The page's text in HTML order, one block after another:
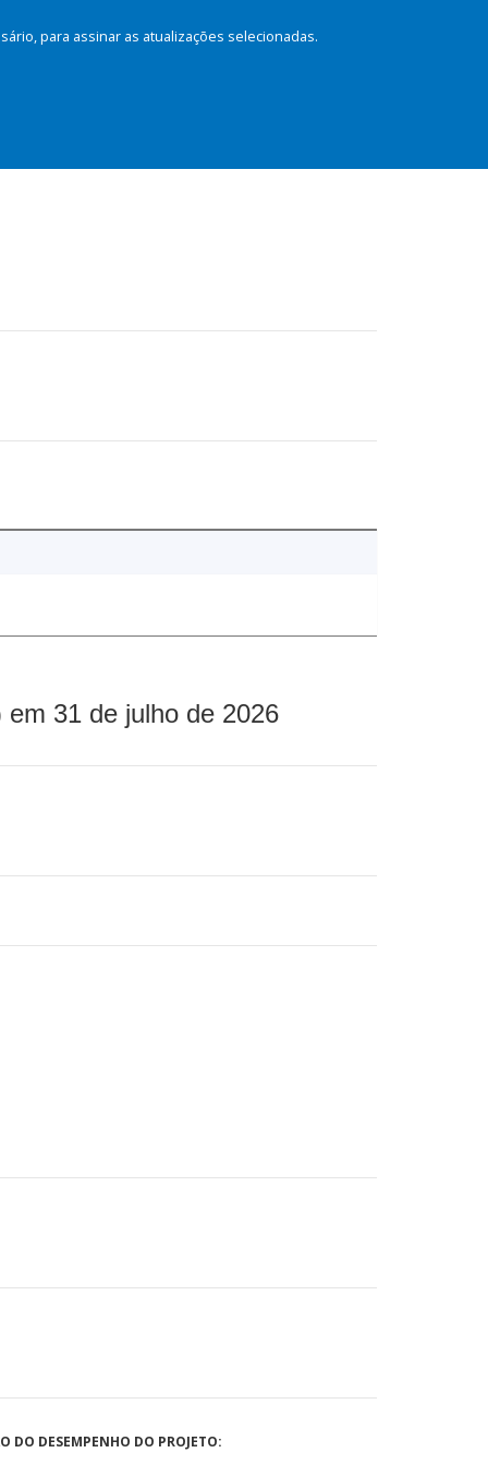
para assinar as atualizações selecionadas.
31 de julho de 2026
DO DESEMPENHO DO PROJETO: